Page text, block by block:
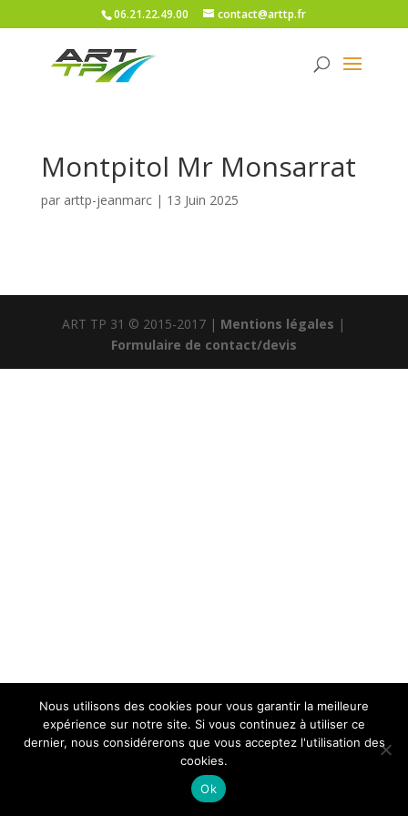
06.21.22.49.00 contact@arttp.fr
Montpitol Mr Monsarrat
par arttp-jeanmarc| 13 Juin 2025
ART TP 31 © 2015-2017 | Mentions légales |
Formulaire de contact/devis
Nous utilisons des cookies pour vous garantir la meilleure
expérience sur notre site. Si vous continuez à utiliser ce
dernier, nous considérerons que vous acceptez l'utilisation des
cookies.
Ok